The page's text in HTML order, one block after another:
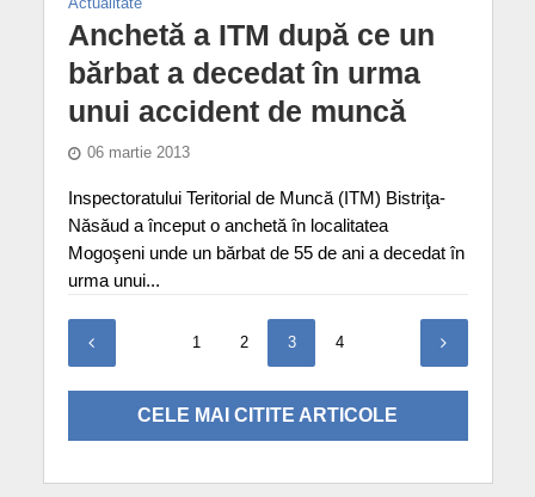
Actualitate
Anchetă a ITM după ce un
bărbat a decedat în urma
unui accident de muncă
06 martie 2013
Inspectoratului Teritorial de Muncă (ITM) Bistriţa-
Năsăud a început o anchetă în localitatea
Mogoşeni unde un bărbat de 55 de ani a decedat în
urma unui...
1 2 3 4
CELE MAI CITITE ARTICOLE